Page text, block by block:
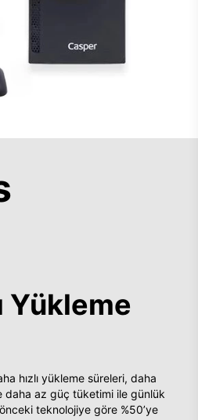
Yükleme
hızlı yükleme süreleri, daha
daha az güç tüketimi ile günlük
önceki teknolojiye göre %50’ye